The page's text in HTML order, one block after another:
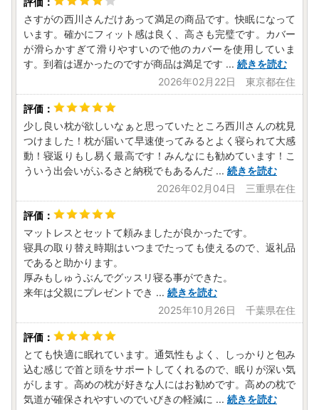
さすがの西川さんだけあって満足の商品です。快眠になって
います。確かにフィット感は良く、高さも完璧です。カバー
が滑らかすぎて滑りやすいので他のカバーを使用していま
す。到着は遅かったのですが商品は満足です ... 続きを読む
2026年02月22日 東京都在住
少し良い枕が欲しいなぁと思っていたところ西川さんの枕見
つけました！枕が届いて早速使ってみるとよく寝られて大感
動！寝返りもし易く最高です！みんなにも勧めています！こ
ういう出会いがふるさと納税でもあるんだ ... 続きを読む
2026年02月04日 三重県在住
マットレスとセットて頼みましたが良かったです。
寝具の取り替え時期はいつまでたっても使えるので、返礼品
であると助かります。
厚みもしゅうぶんでグッスリ寝る事ができた。
来年は父親にプレゼントでき ... 続きを読む
2025年10月26日 千葉県在住
とても快適に眠れています。通気性もよく、しっかりと包み
込む感じで首と頭をサポートしてくれるので、眠りが深い気
がします。高めの枕が好きな人にはお勧めです。高めの枕で
気道が確保されやすいのでいびきの軽減に ... 続きを読む